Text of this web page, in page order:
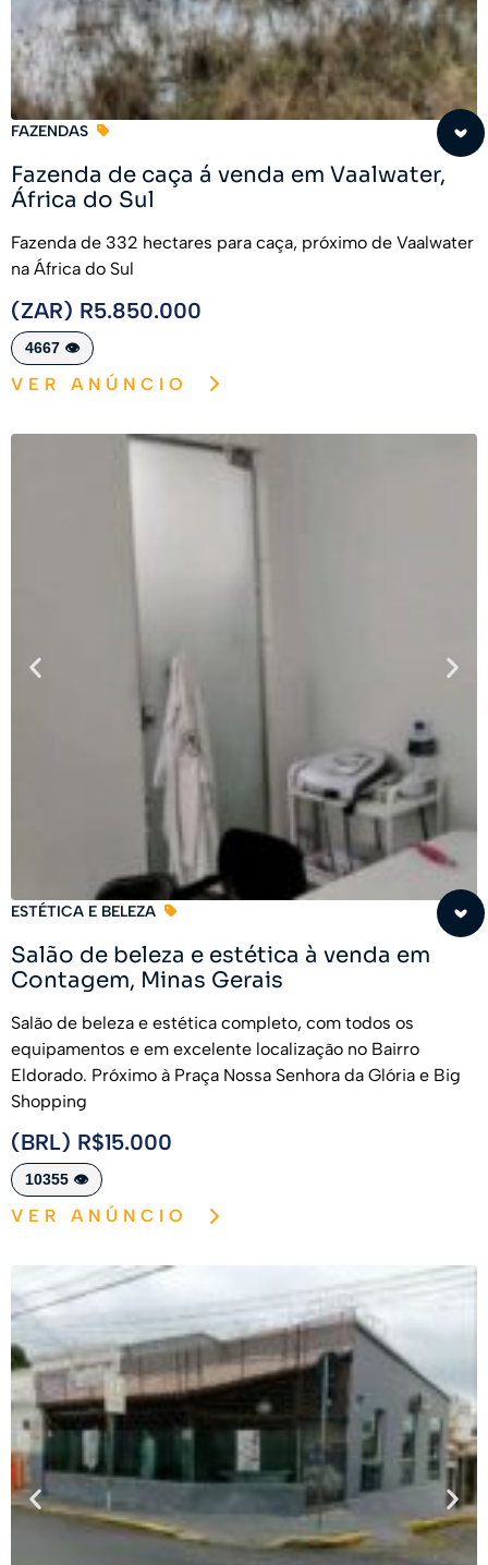
FAZENDAS
Fazenda de caça á venda em Vaalwater,
África do Sul
Fazenda de 332 hectares para caça, próximo de Vaalwater
na África do Sul
(ZAR) R5.850.000
4667 👁️
VER ANÚNCIO
ESTÉTICA E BELEZA
Salão de beleza e estética à venda em
Contagem, Minas Gerais
Salão de beleza e estética completo, com todos os
equipamentos e em excelente localização no Bairro
Eldorado. Próximo à Praça Nossa Senhora da Glória e Big
Shopping
(BRL) R$15.000
10355 👁️
VER ANÚNCIO